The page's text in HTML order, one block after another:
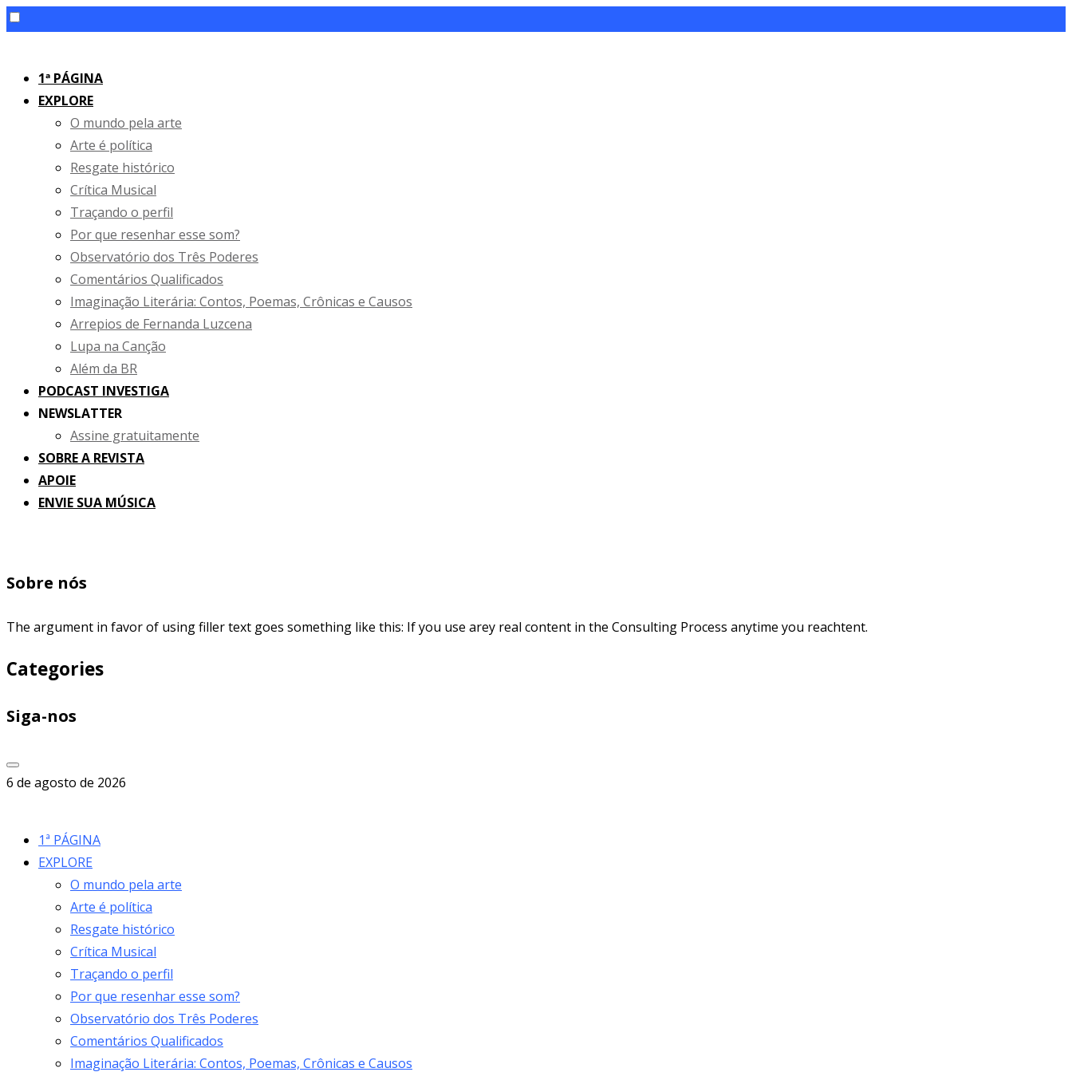
content1ª PÁGINA
EXPLORE
O mundo pela arte
Arte é política
Resgate histórico
Crítica Musical
Traçando o perfil
Por que resenhar esse som?
Observatório dos Três Poderes
Comentários Qualificados
Imaginação Literária: Contos, Poemas, Crônicas e Causos
Arrepios de Fernanda Luzcena
Lupa na Canção
Além da BR
PODCAST INVESTIGA
NEWSLATTER
Assine gratuitamente
SOBRE A REVISTA
APOIE
ENVIE SUA MÚSICA
Sobre nós
The argument in favor of using filler text goes something like this: If you use arey real content in the Consulting Process anytime you reachtent.
Categories
Siga-nos
6 de agosto de 2026
1ª PÁGINA
EXPLORE
O mundo pela arte
Arte é política
Resgate histórico
Crítica Musical
Traçando o perfil
Por que resenhar esse som?
Observatório dos Três Poderes
Comentários Qualificados
Imaginação Literária: Contos, Poemas, Crônicas e Causos